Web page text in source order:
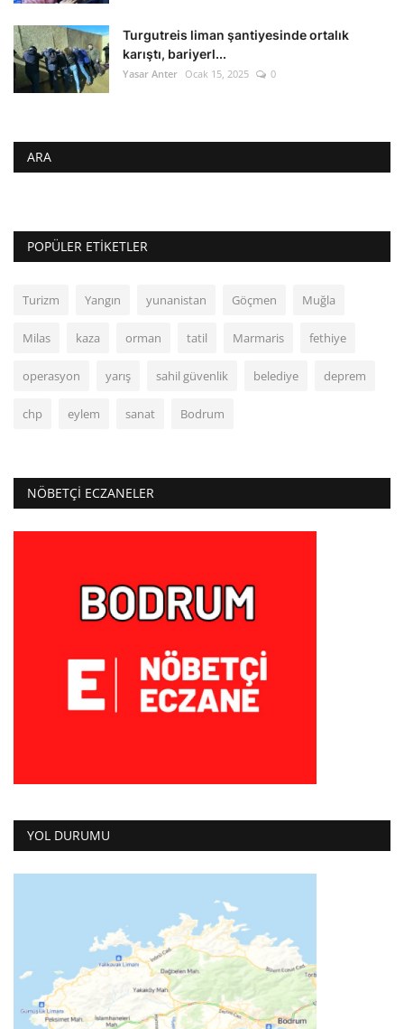
Turgutreis liman şantiyesinde ortalık
karıştı, bariyerl...
Yasar Anter Ocak 15, 2025 0
ARA
POPÜLER ETIKETLER
Turizm Yangın yunanistan Göçmen Muğla
Milas kaza orman tatil Marmaris fethiye
operasyon yarış sahil güvenlik belediye deprem
chp eylem sanat Bodrum
NÖBETÇI ECZANELER
YOL DURUMU